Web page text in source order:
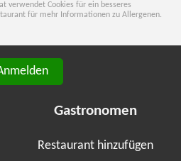
verwendet Cookies für ein besseres
für mehr Informationen zu Allergenen.
Gastronomen
Restaurant hinzufügen